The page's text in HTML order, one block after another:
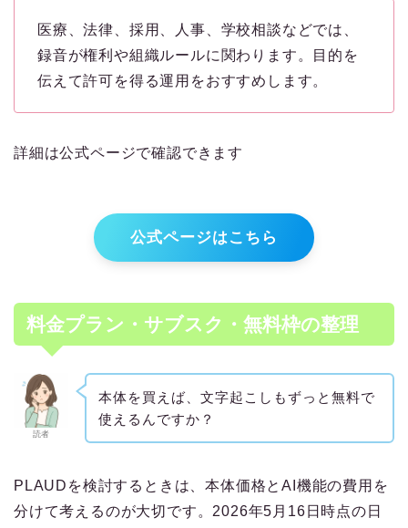
医療、法律、採用、人事、学校相談などでは、
録音が権利や組織ルールに関わります。目的を
伝えて許可を得る運用をおすすめします。
詳細は公式ページで確認できます
公式ページはこちら
料金プラン・サブスク・無料枠の整理
読者
本体を買えば、文字起こしもずっと無料で
使えるんですか？
PLAUDを検討するときは、本体価格とAI機能の費用を
分けて考えるのが大切です。2026年5月16日時点の日